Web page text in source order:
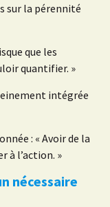
sur la pérennité
que les
quantifier. »
intégrée
: « Avoir de la
à l’action. »
nécessaire